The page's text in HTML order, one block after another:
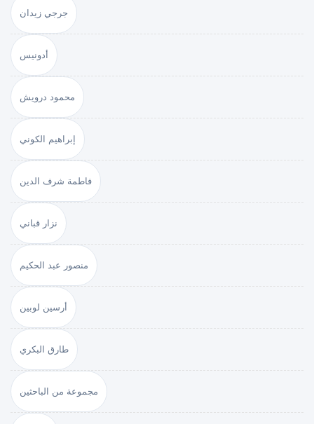
جرجي زيدان
أدونيس
محمود درويش
إبراهيم الكوني
فاطمة شرف الدين
نزار قباني
منصور عبد الحكيم
أرسين لوبين
طارق البكري
مجموعة من الباحثين